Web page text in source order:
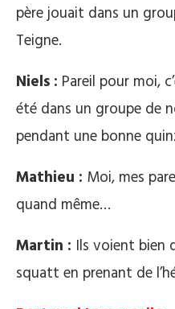
père jouait dans un
Teigne.
Niels : Pareil pour moi,
été dans un groupe de
pendant une bonne
Mathieu : Moi, mes
quand même…
Martin : Ils voient bien
squatt en prenant de